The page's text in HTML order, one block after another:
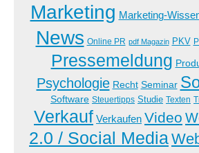
Marketing Marketing-
News Online PR pdf Magazin PKV
Pressemeldung
Psychologie Recht Seminar
Software Steuertipps Studie Texten
Verkauf Verkaufen Video
2.0 / Social Media